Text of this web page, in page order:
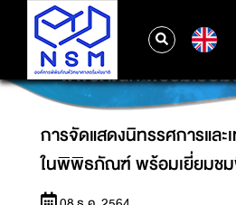
การจัดแสดงนิทรรศการและ
พิพิธภัณฑ์ พร้อมเยี่ย
การจัดแสดงนิทรรศการแล
ในพิพิธภัณฑ์ พร้อมเยี่ยม